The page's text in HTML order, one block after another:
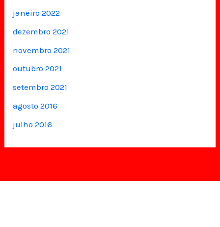
janeiro 2022
dezembro 2021
novembro 2021
outubro 2021
setembro 2021
agosto 2016
julho 2016